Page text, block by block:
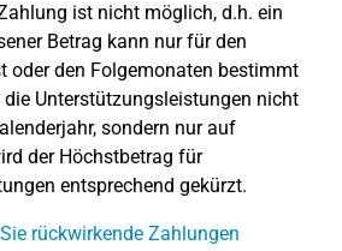
ist nicht möglich, d.h. ein
Betrag kann nur für den
oder den Folgemonaten bestimmt
die Unterstützungsleistungen nicht
sondern nur auf
der Höchstbetrag für
entsprechend gekürzt.
rückwirkende Zahlungen